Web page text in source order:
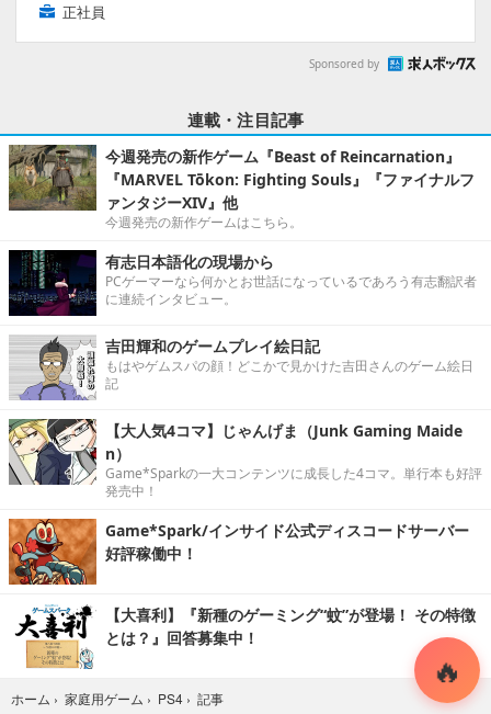
正社員
Sponsored by
連載・注目記事
今週発売の新作ゲーム『Beast of Reincarnation』
『MARVEL Tōkon: Fighting Souls』『ファイナルフ
ァンタジーXIV』他
今週発売の新作ゲームはこちら。
有志日本語化の現場から
PCゲーマーなら何かとお世話になっているであろう有志翻訳者
に連続インタビュー。
吉田輝和のゲームプレイ絵日記
もはやゲムスパの顔！どこかで見かけた吉田さんのゲーム絵日
記
【大人気4コマ】じゃんげま（Junk Gaming Maide
n）
Game*Sparkの一大コンテンツに成長した4コマ。単行本も好評
発売中！
Game*Spark/インサイド公式ディスコードサーバー
好評稼働中！
【大喜利】『新種のゲーミング“蚊”が登場！ その特徴
とは？』回答募集中！
ホーム › 家庭用ゲーム › PS4 › 記事